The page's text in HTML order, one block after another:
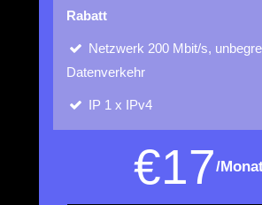
Rabatt
Netzwerk 200 Mbit/s,
Datenverkehr
IP 1 x IPv4
€17/